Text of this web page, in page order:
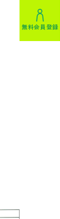
無料会員登録